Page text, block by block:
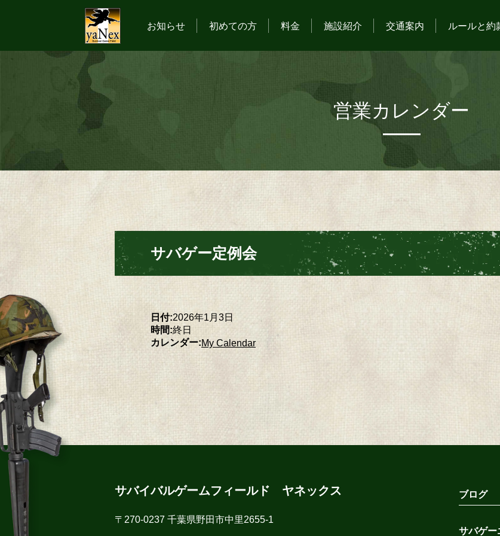
お知らせ 初めての方 料金 施設紹介 交通案内 ルールと約
営業カレンダー
サバゲー定例会
日付:2026年1月3日
時間:終日
カレンダー:My Calendar
サバイバルゲームフィールド ヤネックス
〒270-0237 千葉県野田市中里2655-1
ブログ
サバゲー